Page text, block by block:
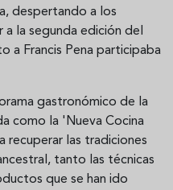
despertando a los
a la segunda edición del
a Francis Pena participaba
gastronómico de la
como la 'Nueva Cocina
recuperar las tradiciones
tanto las técnicas
que se han ido